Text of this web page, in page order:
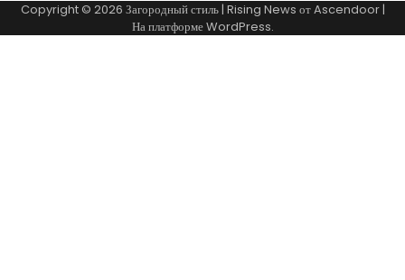
Copyright © 2026 Загородный стиль| Rising News отAscendoor|
На платформеWordPress.